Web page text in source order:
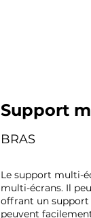
Support
BRAS
Le support multi-
multi-écrans. Il
offrant un support
peuvent